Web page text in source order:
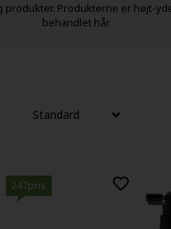
Produkterne er højt-
behandlet hår.
247pris